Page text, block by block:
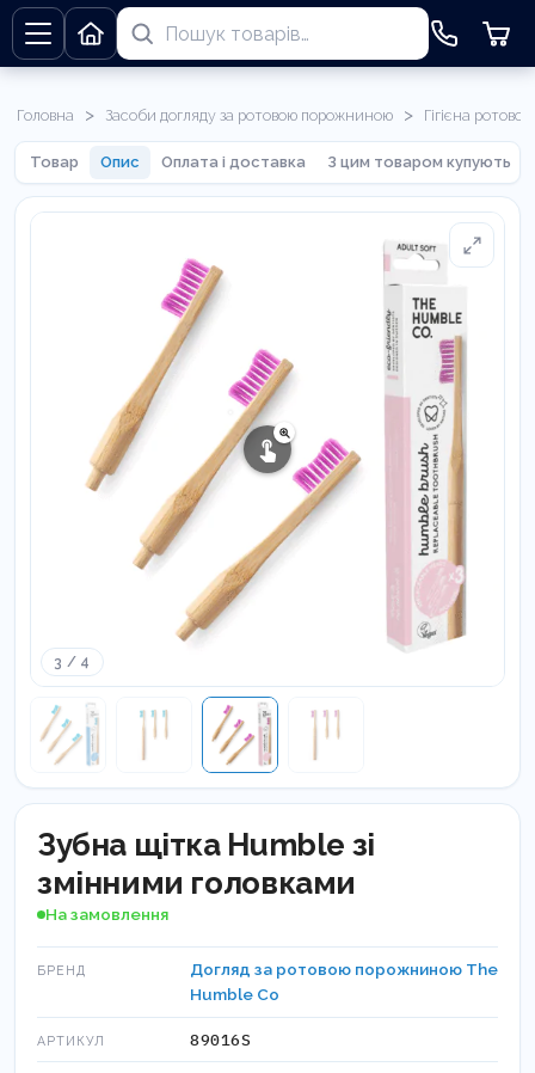
Головна > Засоби догляду за ротовою порожниною > Гігієна
Товар Опис Оплата і доставка З цим товаром купують
3 / 4
Зубна щітка Humble зі
змінними головками
На замовлення
БРЕНД
Догляд за ротовою порожниною The
Humble Co
АРТИКУЛ 89016S